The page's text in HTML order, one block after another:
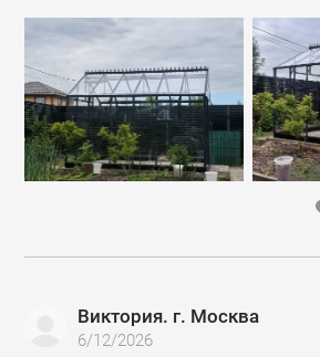
Виктория. г. Москва
6/12/2026